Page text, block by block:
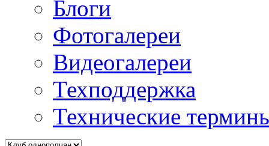
Блоги
Фотогалереи
Видеогалереи
Техподдержка
Технические